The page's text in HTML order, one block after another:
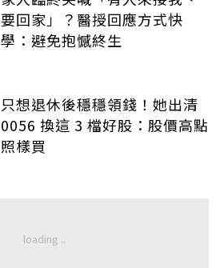
要回家」？醫授回應方式快
學：避免抱憾終生
只想退休後穩穩領錢！她出清
0056 換這 3 檔好股：股價高點
照樣買